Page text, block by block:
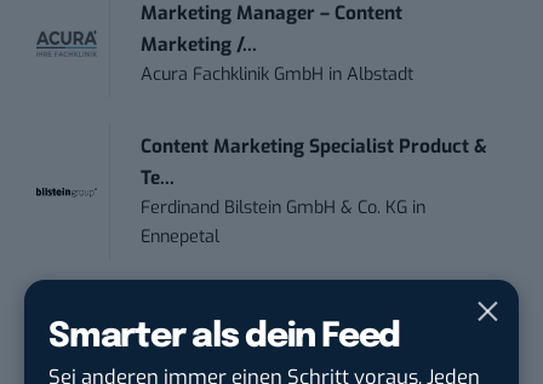
Smarter als dein Feed
Sei anderen immer einen Schritt voraus. Jeden
Marketing Manager – Content
Marketing /...
Acura Fachklinik GmbH inAlbstadt
Content Marketing Specialist Product &
Te...
Ferdinand Bilstein GmbH & Co. KG in
Ennepetal
Social Media Manager / Content Creator
(m/w/d)
Dr. Meyer & Meyer-Peteaux New Media